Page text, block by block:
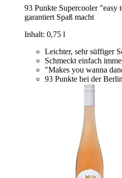
93 Punkte Supercooler
garantiert Spaß macht
Inhalt: 0,75 l
Leichter, sehr süffiger
Schmeckt einfach
"Makes you wanna
93 Punkte bei der